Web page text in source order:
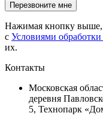
Перезвоните мне
Нажимая кнопку выше,
с Условиями
их.
Контакты
Московская
деревня
5, Технопарк